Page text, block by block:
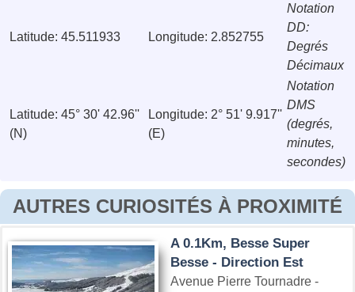
Latitude: 45.511933 Longitude: 2.852755
Notation
DD:
Degrés
Décimaux
Latitude: 45° 30' 42.96''
(N)
Longitude: 2° 51' 9.917''
(E)
Notation
DMS
(degrés,
minutes,
secondes)
AUTRES CURIOSITÉS À PROXIMITÉ
A 0.1Km, Besse Super
Besse - Direction Est
Avenue Pierre Tournadre -